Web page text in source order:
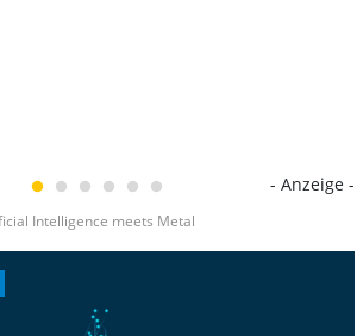
- Anzeige -
Intelligence meets Metal